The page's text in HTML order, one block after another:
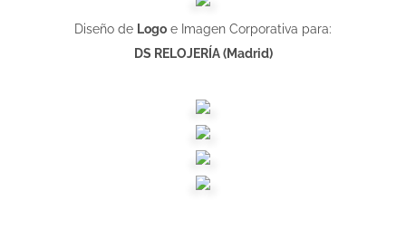
Diseño de Logo e Imagen Corporativa para:
DS RELOJERÍA (Madrid)